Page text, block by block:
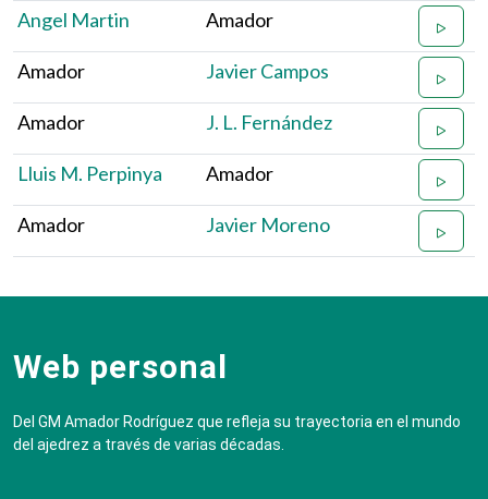
Angel Martin Amador
Amador Javier Campos
Amador J. L. Fernández
Lluis M. Perpinya Amador
Amador Javier Moreno
Web personal
Del GM Amador Rodríguez que refleja su trayectoria en el mundo
del ajedrez a través de varias décadas.